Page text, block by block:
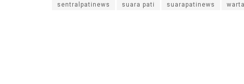
sentralpatinews suara pati suarapatinews